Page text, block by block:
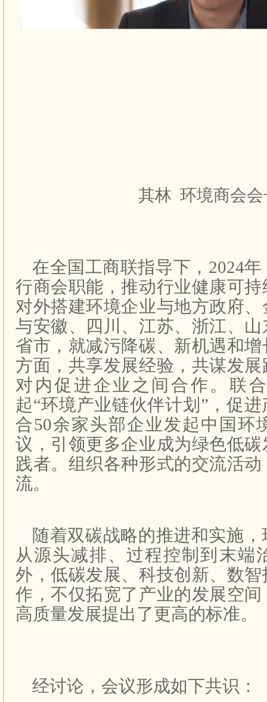
其林 环境商会会
在全国工商联指导下，2024
行商会职能，推动行业健康可
对外搭建环境企业与地方政府
与安徽、四川、江苏、浙江、
省市，就减污降碳、新机遇和
方面，共享发展经验，共谋发
对内促进企业之间合作。联
起“环境产业链伙伴计划”，促
合50余家头部企业发起中国环
议，引领更多企业成为绿色低
践者。组织各种形式的交流活
流。
随着双碳战略的推进和实施
从源头减排、过程控制到末端
外，低碳发展、科技创新、数
作，不仅拓宽了产业的发展空
高质量发展提出了更高的标准。
经讨论，会议形成如下共识：